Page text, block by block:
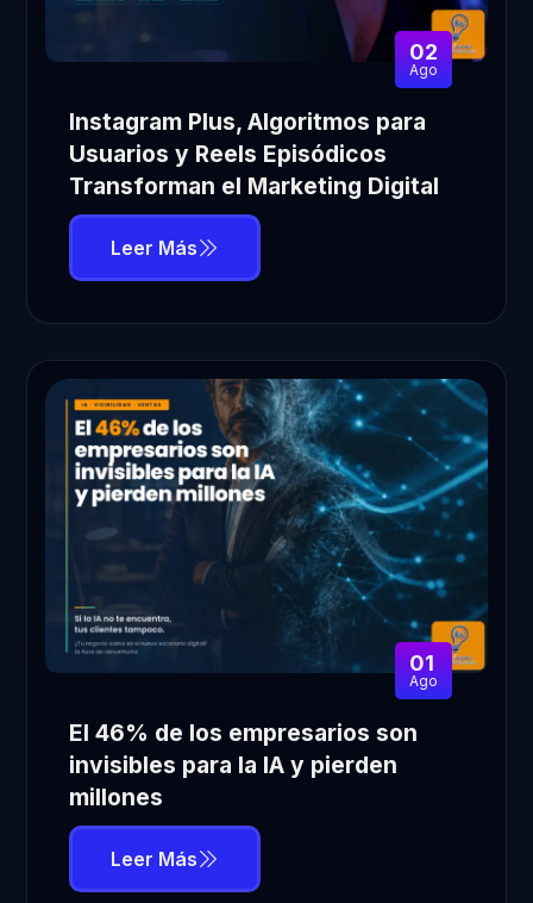
02
Ago
Instagram Plus, Algoritmos para
Usuarios y Reels Episódicos
Transforman el Marketing Digital
Leer Más
01
Ago
El 46% de los empresarios son
invisibles para la IA y pierden
millones
Leer Más